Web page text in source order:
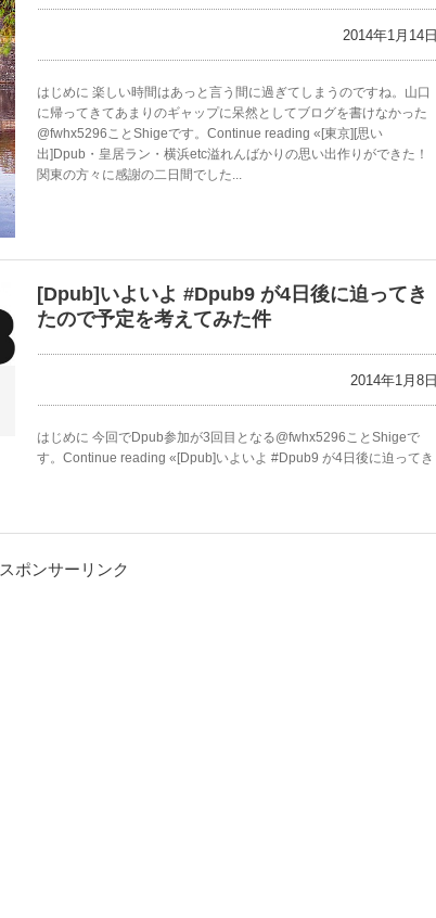
2014年1月14日
はじめに 楽しい時間はあっと言う間に過ぎてしまうのですね。山口
に帰ってきてあまりのギャップに呆然としてブログを書けなかった
@fwhx5296ことShigeです。Continue reading «[東京][思い
出]Dpub・皇居ラン・横浜etc溢れんばかりの思い出作りができた！
関東の方々に感謝の二日間でした...
[Dpub]いよいよ #Dpub9 が4日後に迫ってき
たので予定を考えてみた件
2014年1月8日
はじめに 今回でDpub参加が3回目となる@fwhx5296ことShigeで
す。Continue reading «[Dpub]いよいよ #Dpub9 が4日後に迫ってき
スポンサーリンク